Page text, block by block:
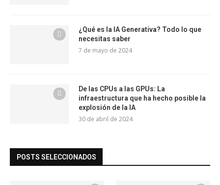
¿Qué es la IA Generativa? Todo lo que
necesitas saber
7 de mayo de 2024
De las CPUs a las GPUs: La
infraestructura que ha hecho posible la
explosión de la IA
30 de abril de 2024
POSTS SELECCIONADOS